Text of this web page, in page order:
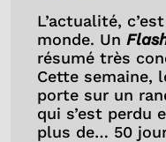
L’actualité,
monde. Un
résumé très
Cette semaine,
porte sur un
qui s’est perdu
plus de… 50